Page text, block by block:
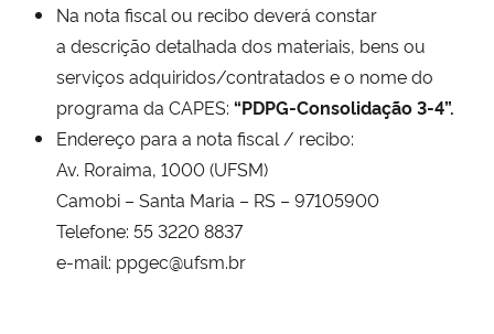
Na nota fiscal ou recibo deverá constar
a descrição detalhada dos materiais, bens ou
serviços adquiridos/contratados e o nome do
programa da CAPES: “PDPG-Consolidação 3-4”.
Endereço para a nota fiscal / recibo:
Av. Roraima, 1000 (UFSM)
Camobi – Santa Maria – RS – 97105900
Telefone: 55 3220 8837
e-mail: ppgec@ufsm.br